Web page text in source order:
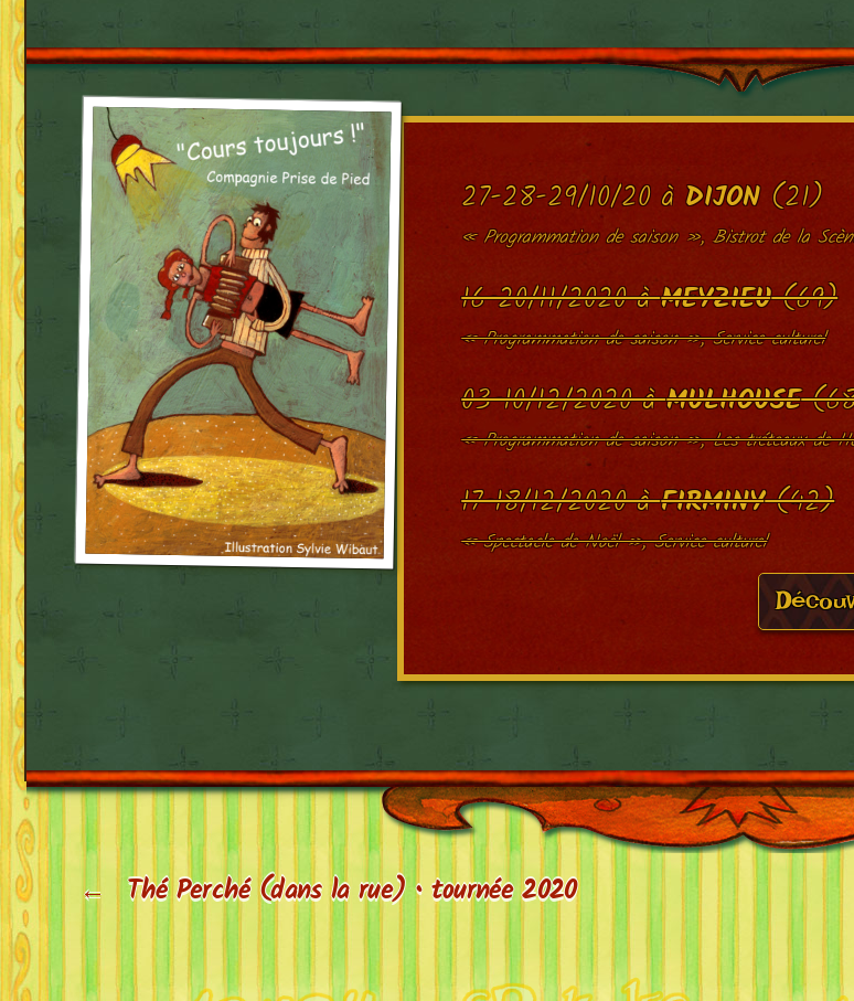
27-28-29/10/20 àDIJON(21)
« Programmation de saison », Bistrot de la
16-20/11/2020 àMEYZIEU(69)
« Programmation de saison », Service culturel
03-10/12/2020 àMULHOUSE
« Programmation de saison », Les tréteaux de
17-18/12/2020 àFIRMINY(42)
« Spectacle de Noël », Service culturel
← Thé Perché (dans la rue) • tournée 2020